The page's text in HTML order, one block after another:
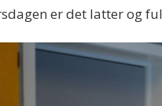
er det latter og